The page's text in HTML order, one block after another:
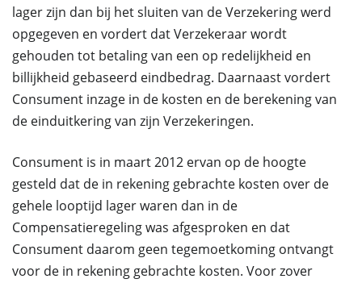
lager zijn dan bij het sluiten van de Verzekering werd
opgegeven en vordert dat Verzekeraar wordt
gehouden tot betaling van een op redelijkheid en
billijkheid gebaseerd eindbedrag. Daarnaast vordert
Consument inzage in de kosten en de berekening van
de einduitkering van zijn Verzekeringen.
Consument is in maart 2012 ervan op de hoogte
gesteld dat de in rekening gebrachte kosten over de
gehele looptijd lager waren dan in de
Compensatieregeling was afgesproken en dat
Consument daarom geen tegemoetkoming ontvangt
voor de in rekening gebrachte kosten. Voor zover